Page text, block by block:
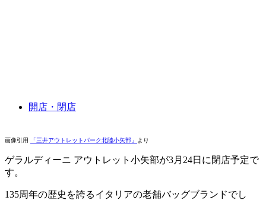
開店・閉店
画像引用 「三井アウトレットパーク北陸小矢部」 より
ゲラルディーニ アウトレット小矢部が3月24日に閉店予定で
す。
135周年の歴史を誇るイタリアの老舗バッグブランドでし